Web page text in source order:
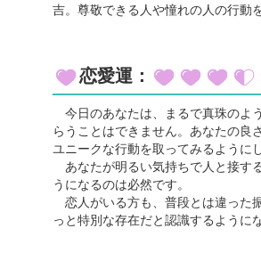
吉。尊敬できる人や憧れの人の行動
恋愛運：
今日のあなたは、まるで真珠のよ
らうことはできません。あなたの良
ユニークな行動を取ってみるように
あなたが明るい気持ちで人と接す
うになるのは必然です。
恋人がいる方も、普段とは違った
っと特別な存在だと認識するように